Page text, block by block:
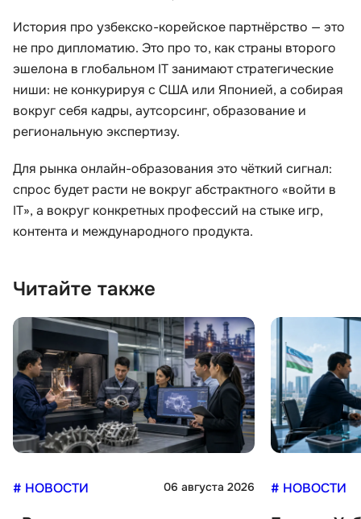
История про узбекско-корейское партнёрство — это
не про дипломатию. Это про то, как страны второго
эшелона в глобальном IT занимают стратегические
ниши: не конкурируя с США или Японией, а собирая
вокруг себя кадры, аутсорсинг, образование и
региональную экспертизу.
Для рынка онлайн-образования это чёткий сигнал:
спрос будет расти не вокруг абстрактного «войти в
IT», а вокруг конкретных профессий на стыке игр,
контента и международного продукта.
Читайте также
# НОВОСТИ 06 августа 2026 # НОВОСТИ